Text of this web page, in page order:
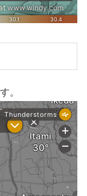
。